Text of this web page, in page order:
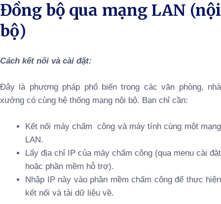
Đồng bộ qua mạng LAN (nội
bộ)
Cách kết nối và cài đặt:
Đây là phương pháp phổ biến trong các văn phòng, nhà
xưởng có cùng hệ thống mạng nội bộ. Bạn chỉ cần:
Kết nối máy chấm công và máy tính cùng một mạng
LAN.
Lấy địa chỉ IP của máy chấm công (qua menu cài đặt
hoặc phần mềm hỗ trợ).
Nhập IP này vào phần mềm chấm công để thực hiện
kết nối và tải dữ liệu về.